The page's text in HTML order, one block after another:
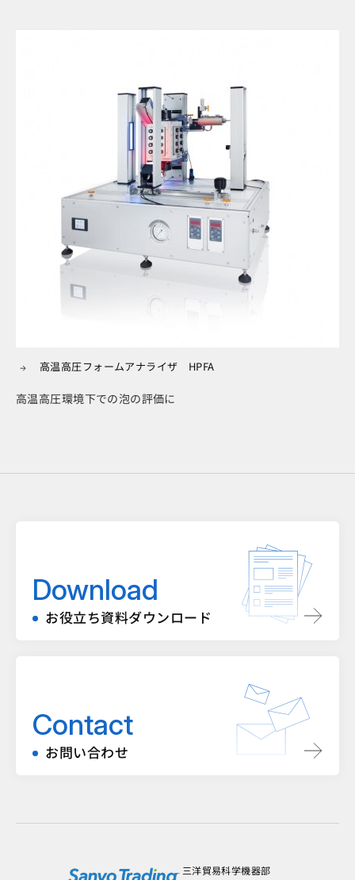
高温高圧フォームアナライザ HPFA
高温高圧環境下での泡の評価に
Download
お役立ち資料ダウンロード
Contact
お問い合わせ
三洋貿易科学機器部